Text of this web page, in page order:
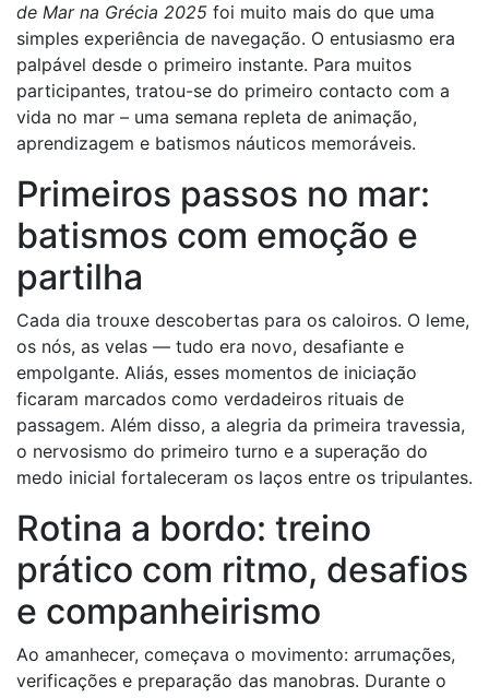
de Mar na Grécia 2025 foi muito mais do que uma
simples experiência de navegação. O entusiasmo era
palpável desde o primeiro instante. Para muitos
participantes, tratou-se do primeiro contacto com a
vida no mar – uma semana repleta de animação,
aprendizagem e batismos náuticos memoráveis.
Primeiros passos no mar:
batismos com emoção e
partilha
Cada dia trouxe descobertas para os caloiros. O leme,
os nós, as velas — tudo era novo, desafiante e
empolgante. Aliás, esses momentos de iniciação
ficaram marcados como verdadeiros rituais de
passagem. Além disso, a alegria da primeira travessia,
o nervosismo do primeiro turno e a superação do
medo inicial fortaleceram os laços entre os tripulantes.
Rotina a bordo: treino
prático com ritmo, desafios
e companheirismo
Ao amanhecer, começava o movimento: arrumações,
verificações e preparação das manobras. Durante o